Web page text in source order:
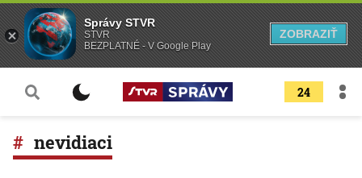
24
nevidiaci
Správy STVR
STVR
BEZPLATNÉ - V Google Play
ZOBRAZIŤ